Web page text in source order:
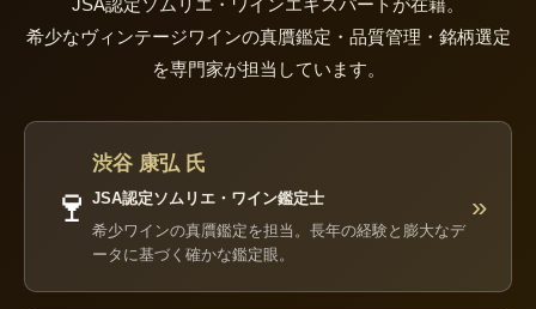
JSA認定ソムリエ・ワインエキスパートが在籍。
希少なヴィンテージワインの真贋鑑定・品質管理・銘柄選定
を専門家が担当しています。
🍷
渋谷 康弘 氏
JSA認定ソムリエ・ワイン鑑定士
希少ワインの真贋鑑定を担当。長年の経験と膨大なデ
ータに基づく確かな鑑定眼。
»